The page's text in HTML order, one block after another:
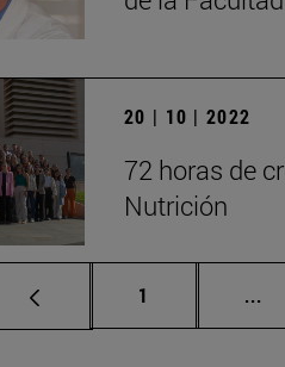
20 | 10 | 2022
72 horas de
Nutrición
Página
1 ...